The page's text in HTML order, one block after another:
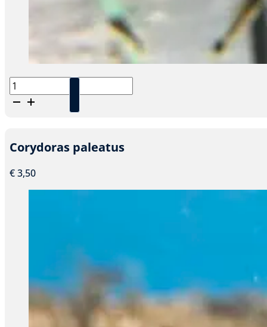
Otocinclus
affinis
algeneter
aantal
Corydoras paleatus
€3,50